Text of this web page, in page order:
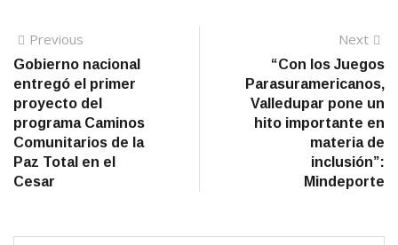
Navegación
de
entradas
Previous
post:
Gobierno nacional
entregó el primer
proyecto del
programa Caminos
Comunitarios de la
Paz Total en el
Cesar
Next
“Con los Juegos
Parasuramericanos,
Valledupar pone un
hito importante en
materia de
inclusión”:
Mindeporte